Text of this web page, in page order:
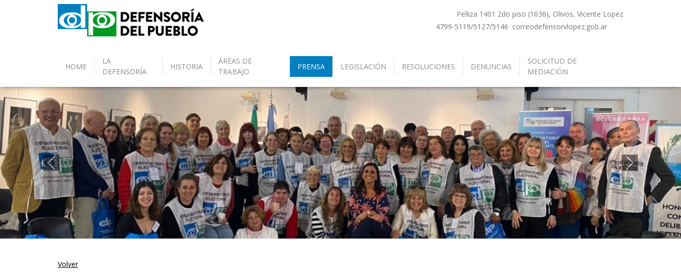
Pelliza 1401 2do piso (1636), Olivos, Vicente Lopez
4799-5119/5127/5146 correodefensorvlopez.gob.ar
HOME
LA
DEFENSORÍA
HISTORIA
ÁREAS DE
TRABAJO
PRENSA LEGISLACIÓN RESOLUCIONES DENUNCIAS
SOLICITUD DE
MEDIACIÓN
Anterior Siguiente
Volver